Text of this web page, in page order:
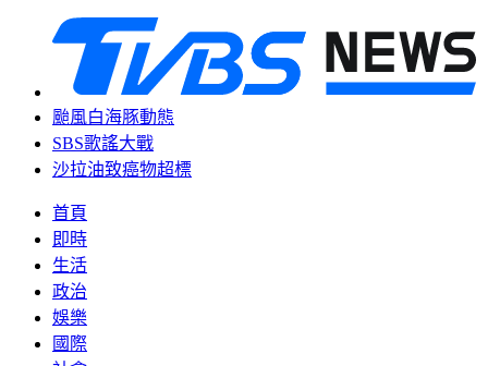
颱風白海豚動態
SBS歌謠大戰
沙拉油致癌物超標
首頁
即時
生活
政治
娛樂
國際